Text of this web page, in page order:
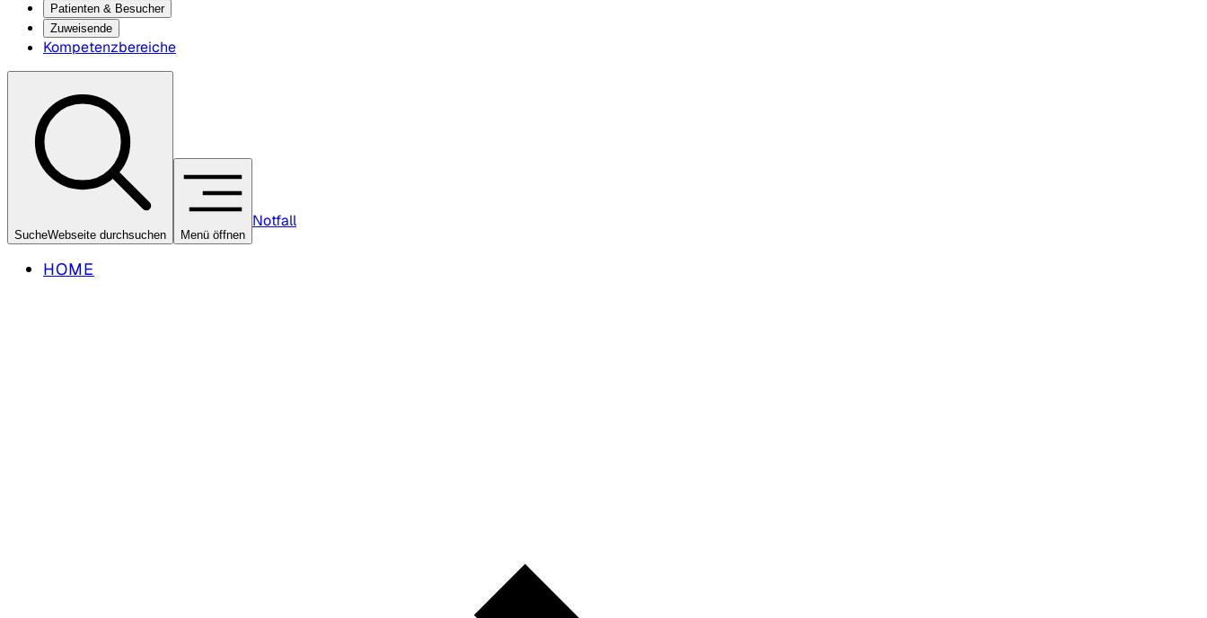
Patienten & Besucher
Zuweisende
Kompetenzbereiche
SucheWebseite durchsuchen Menü öffnen
Notfall
HOME